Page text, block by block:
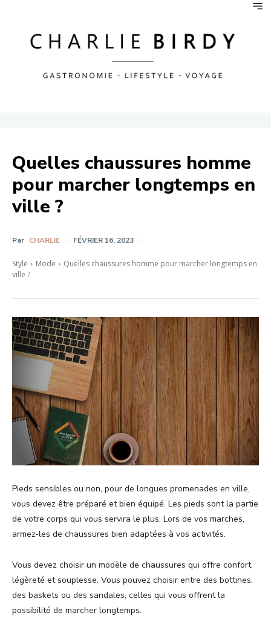
Quelles chaussures homme
pour marcher longtemps en
ville ?
Par CHARLIE FÉVRIER 16, 2023
Style Mode
Quelles chaussures homme pour marcher longtemps en
ville ?
Pieds sensibles ou non, pour de longues promenades en ville,
vous devez être préparé et bien équipé. Les pieds sont la partie
de votre corps qui vous servira le plus. Lors de vos marches,
armez-les de chaussures bien adaptées à vos activités.
Vous devez choisir un modèle de chaussures qui offre confort,
légèreté et souplesse. Vous pouvez choisir entre des bottines,
des baskets ou des sandales, celles qui vous offrent la
possibilité de marcher longtemps.